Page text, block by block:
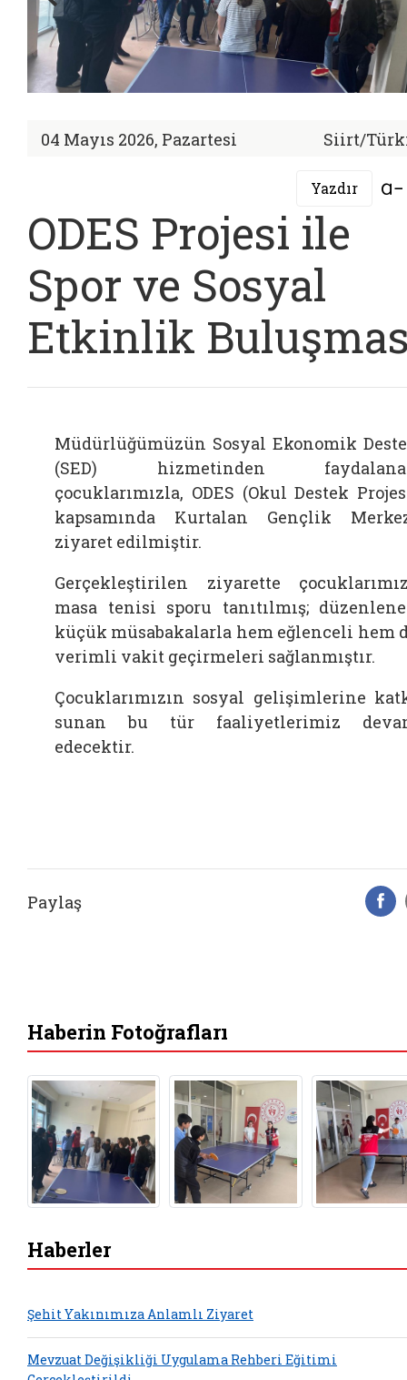
04 Mayıs 2026, Pazartesi Siirt/
Yazdır
ODES Projesi ile
Spor ve Sosyal
Etkinlik
Müdürlüğümüzün Sosyal Ekonomik
(SED) hizmetinden
çocuklarımızla, ODES (Okul Destek
kapsamında Kurtalan Gençlik
ziyaret edilmiştir.
Gerçekleştirilen ziyarette
masa tenisi sporu tanıtılmış;
küçük müsabakalarla hem eğlenceli hem
verimli vakit geçirmeleri sağlanmıştır.
Çocuklarımızın sosyal gelişimlerine
sunan bu tür faaliyetlerimiz
edecektir.
Paylaş
Haberin Fotoğrafları
Haberler
Şehit Yakınımıza Anlamlı Ziyaret
Mevzuat Değişikliği Uygulama Rehberi Eğitimi